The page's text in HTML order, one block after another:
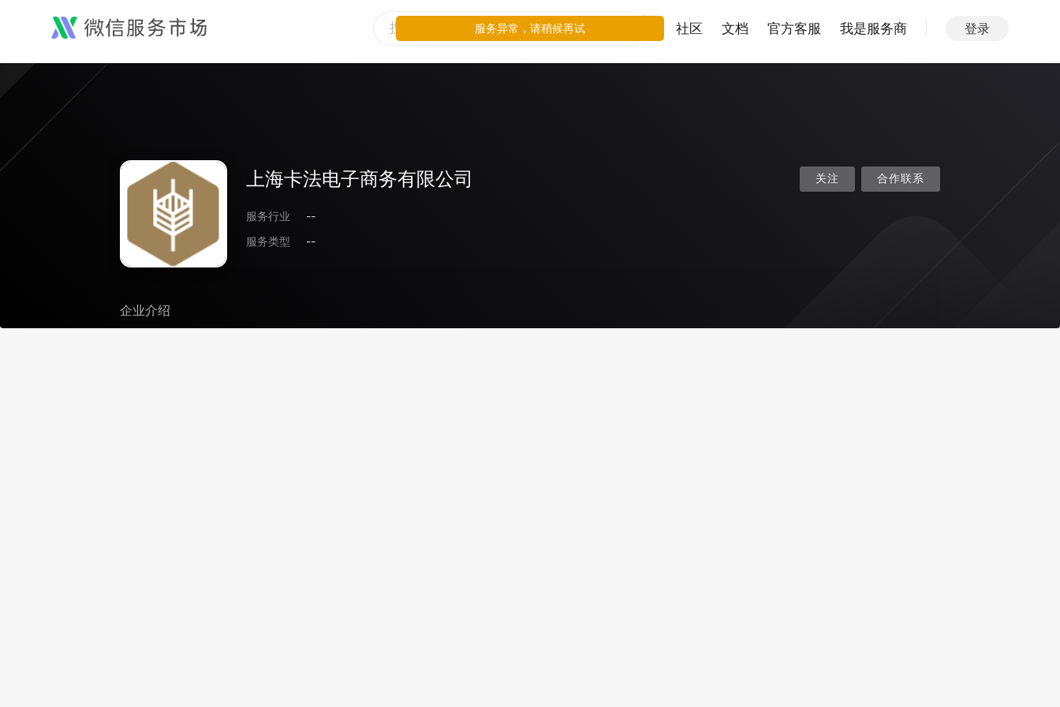
社区 文档 官方客服 我是服务商 登录
上海卡法电子商务有限公司
服务行业
--
服务类型
--
关注 合作联系
企业介绍
服务异常，请稍候再试